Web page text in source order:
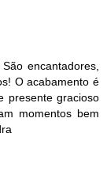
encantadores,
O acabamento é
presente gracioso
momentos bem